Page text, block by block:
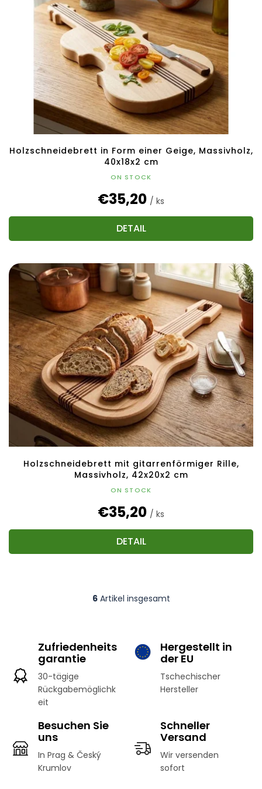
Holzschneidebrett in Form einer Geige, Massivholz,
40x18x2 cm
ON STOCK
€35,20 / ks
DETAIL
Holzschneidebrett mit gitarrenförmiger Rille,
Massivholz, 42x20x2 cm
ON STOCK
€35,20 / ks
DETAIL
S
e
e
d
6Artikel insgesamt
Zufriedenheits
garantie
30-tägige
Rückgabemöglichk
eit
Hergestellt in
der EU
Tschechischer
Hersteller
Besuchen Sie
uns
In Prag & Český
Krumlov
Schneller
Versand
Wir versenden
sofort